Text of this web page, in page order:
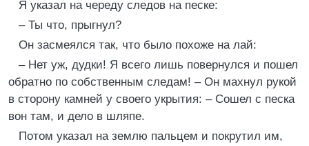
Я указал на череду следов на песке:
– Ты что, прыгнул?
Он засмеялся так, что было похоже на лай:
– Нет уж, дудки! Я всего лишь повернулся и пошел
обратно по собственным следам! – Он махнул рукой
в сторону камней у своего укрытия: – Сошел с песка
вон там, и дело в шляпе.
Потом указал на землю пальцем и покрутил им,